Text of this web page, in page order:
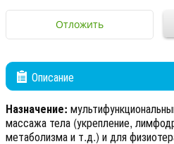
Отложить
Описание
Назначение:
массажа тела (укрепление,
метаболизма и т.д.) и для